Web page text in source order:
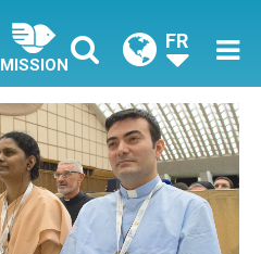
MISSION
FR